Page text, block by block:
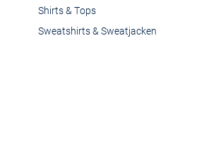
Shirts & Tops
Sweatshirts & Sweatjacken